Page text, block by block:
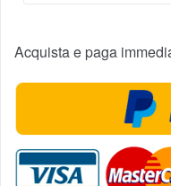
Acquista e paga